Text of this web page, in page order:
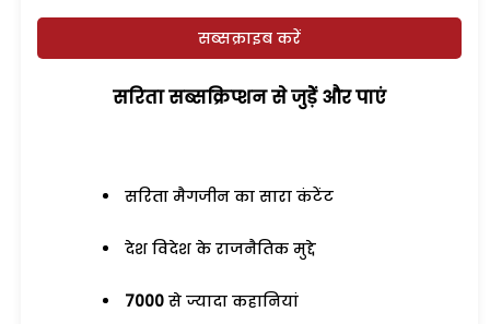
सब्सक्राइब करें
सरिता सब्सक्रिप्शन से जुड़ेें और पाएं
सरिता मैगजीन का सारा कंटेंट
देश विदेश के राजनैतिक मुद्दे
7000 से ज्यादा कहानियां